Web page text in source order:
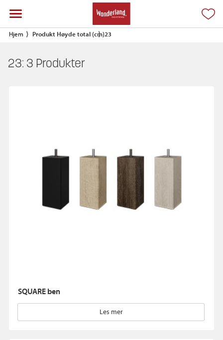
Hjem Produkt Høyde total (cm)23
23: 3 Produkter
SQUARE ben
Les mer